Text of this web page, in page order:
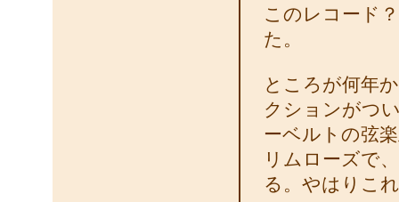
このレコード
た。
ところが何年
クションがつ
ーベルトの弦
リムローズで
る。やはりこ